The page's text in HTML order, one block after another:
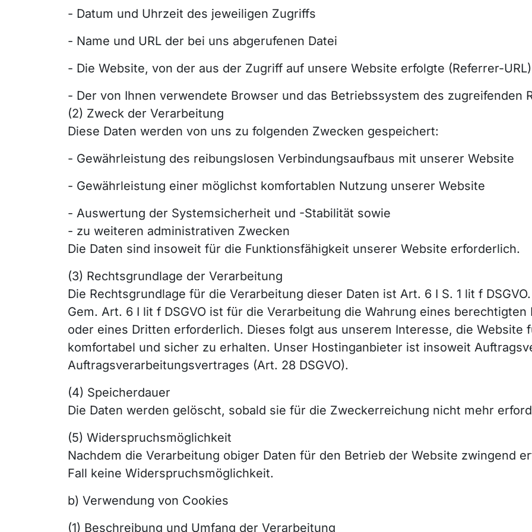
- Datum und Uhrzeit des jeweiligen Zugriffs
- Name und URL der bei uns abgerufenen Datei
- Die Website, von der aus der Zugriff auf unsere Website erfolgte (Referrer-URL)
- Der von Ihnen verwendete Browser und das Betriebssystem des zugreifenden
(2) Zweck der Verarbeitung
Diese Daten werden von uns zu folgenden Zwecken gespeichert:
- Gewährleistung des reibungslosen Verbindungsaufbaus mit unserer Website
- Gewährleistung einer möglichst komfortablen Nutzung unserer Website
- Auswertung der Systemsicherheit und -Stabilität sowie
- zu weiteren administrativen Zwecken
Die Daten sind insoweit für die Funktionsfähigkeit unserer Website erforderlich.
(3) Rechtsgrundlage der Verarbeitung
Die Rechtsgrundlage für die Verarbeitung dieser Daten ist Art. 6 I S. 1 lit f DSGVO.
Gem. Art. 6 I lit f DSGVO ist für die Verarbeitung die Wahrung eines
oder eines Dritten erforderlich. Dieses folgt aus unserem Interesse, die Website
komfortabel und sicher zu erhalten. Unser Hostinganbieter ist insoweit
Auftragsverarbeitungsvertrages (Art. 28 DSGVO).
(4) Speicherdauer
Die Daten werden gelöscht, sobald sie für die Zweckerreichung nicht mehr
(5) Widerspruchsmöglichkeit
Nachdem die Verarbeitung obiger Daten für den Betrieb der Website zwingend
Fall keine Widerspruchsmöglichkeit.
b) Verwendung von Cookies
(1) Beschreibung und Umfang der Verarbeitung